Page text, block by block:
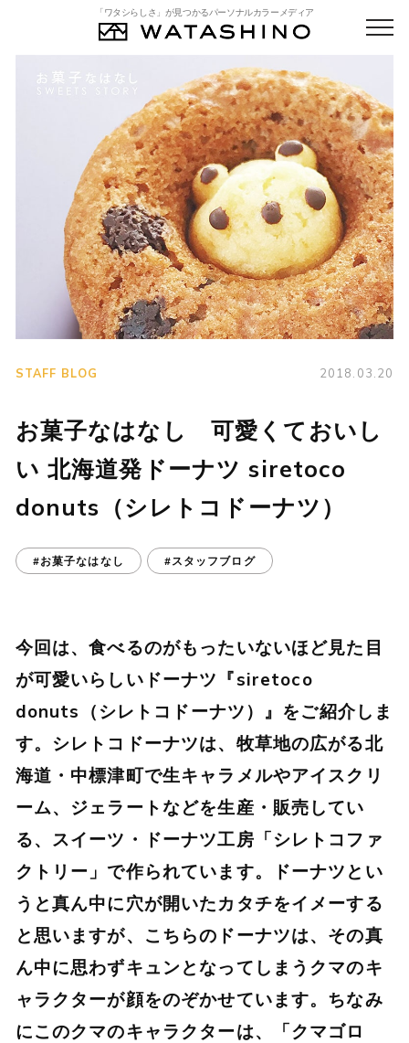
「ワタシらしさ」が見つかるパーソナルカラーメディア
STAFF BLOG 2018.03.20
お菓子なはなし 可愛くておいし
い 北海道発ドーナツ siretoco
donuts（シレトコドーナツ）
#お菓子なはなし #スタッフブログ
今回は、食べるのがもったいないほど見た目
が可愛いらしいドーナツ『siretoco
donuts（シレトコドーナツ）』をご紹介しま
す。シレトコドーナツは、牧草地の広がる北
海道・中標津町で生キャラメルやアイスクリ
ーム、ジェラートなどを生産・販売してい
る、スイーツ・ドーナツ工房「シレトコファ
クトリー」で作られています。ドーナツとい
うと真ん中に穴が開いたカタチをイメーする
と思いますが、こちらのドーナツは、その真
ん中に思わずキュンとなってしまうクマのキ
ャラクターが顔をのぞかせています。ちなみ
にこのクマのキャラクターは、「クマゴロ